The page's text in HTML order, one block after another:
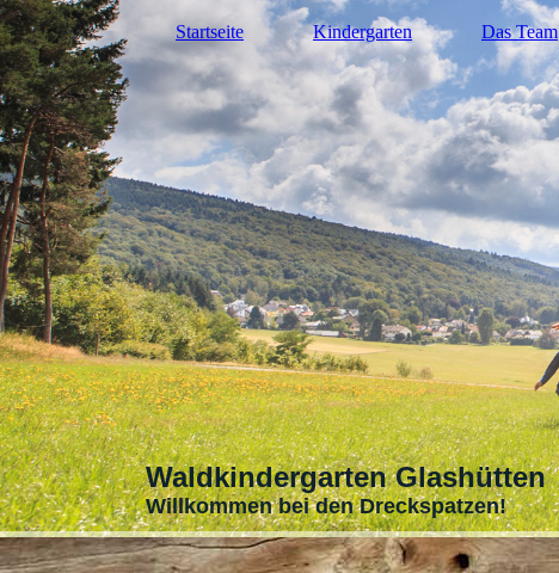
Startseite Kindergarten Das Team
WaldkindergartenGlashütten
Willkommen bei den Dreckspatzen!